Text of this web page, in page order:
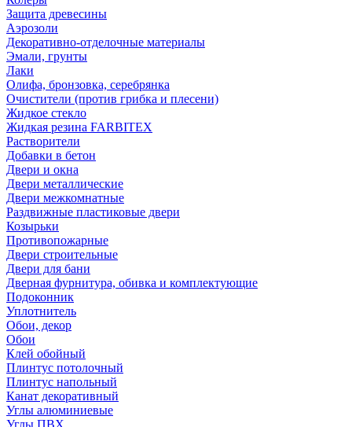
Защита древесины
Аэрозоли
Декоративно-отделочные материалы
Эмали, грунты
Лаки
Олифа, бронзовка, серебрянка
Очистители (против грибка и плесени)
Жидкое стекло
Жидкая резина FARBITEX
Растворители
Добавки в бетон
Двери и окна
Двери металлические
Двери межкомнатные
Раздвижные пластиковые двери
Козырьки
Противопожарные
Двери строительные
Двери для бани
Дверная фурнитура, обивка и комплектующие
Подоконник
Уплотнитель
Обои, декор
Обои
Клей обойный
Плинтус потолочный
Плинтус напольный
Канат декоративный
Углы алюминиевые
Углы ПВХ